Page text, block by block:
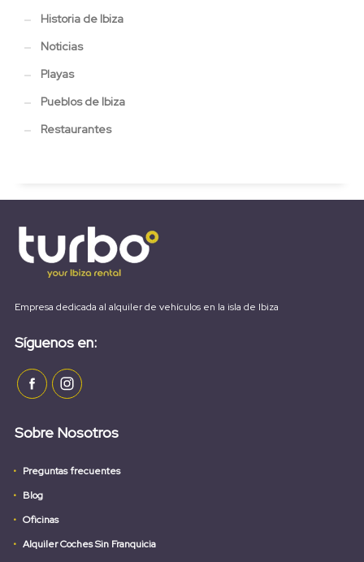
Historia de Ibiza
Noticias
Playas
Pueblos de Ibiza
Restaurantes
Empresa dedicada al alquiler de vehículos en la isla de Ibiza
Síguenos en:
Sobre Nosotros
Preguntas frecuentes
Blog
Oficinas
Alquiler Coches Sin Franquicia